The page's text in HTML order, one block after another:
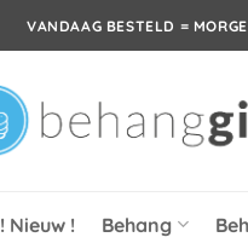
VANDAAG BESTELD =
! Nieuw ! Behang